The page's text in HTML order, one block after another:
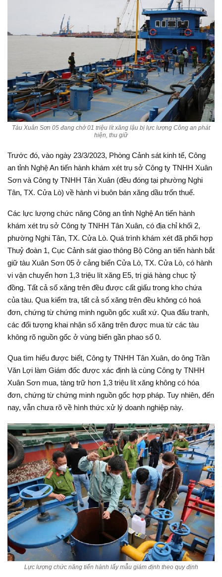
Tàu Xuân Sơn 05 đang chở 01 triệu lít xăng lậu bị lực lượng Công an phát
hiện, thu giữ
Trước đó, vào ngày 23/3/2023, Phòng Cảnh sát kinh tế, Công
an tỉnh Nghệ An tiến hành khám xét trụ sở Công ty TNHH Xuân
Sơn và Công ty TNHH Tân Xuân (đều đóng tại phường Nghi
Tân, TX. Cửa Lò) về hành vi buôn bán xăng dầu trốn thuế.
Các lực lượng chức năng Công an tỉnh Nghệ An tiến hành
khám xét trụ sở Công ty TNHH Tân Xuân, có địa chỉ khối 2,
phường Nghi Tân, TX. Cửa Lò. Quá trình khám xét đã phối hợp
Thuỷ đoàn 1, Cục Cảnh sát giao thông Bộ Công an tiến hành bắt
giữ tàu Xuân Sơn 05 ở cảng biển Cửa Lò, TX. Cửa Lò, có hành
vi vận chuyển hơn 1,3 triệu lít xăng E5, trị giá hàng chục tỷ
đồng. Tất cả số xăng trên đều được cất giấu trong kho chứa
của tàu. Qua kiểm tra, tất cả số xăng trên đều không có hoá
đơn, chứng từ chứng minh nguồn gốc xuất xứ. Qua đấu tranh,
các đối tượng khai nhận số xăng trên được mua từ các tàu
không rõ nguồn gốc ở vùng biển gần phao số 0.
Qua tìm hiểu được biết, Công ty TNHH Tân Xuân, do ông Trần
Văn Lợi làm Giám đốc được xác định là cùng Công ty TNHH
Xuân Sơn mua, tàng trữ hơn 1,3 triệu lít xăng không có hóa
đơn, chứng từ chứng minh nguồn gốc hợp pháp. Tuy nhiên, đến
nay, vẫn chưa rõ về hình thức xử lý doanh nghiệp này.
Lực lượng chức năng tiến hành lấy mẫu giám định theo quy định